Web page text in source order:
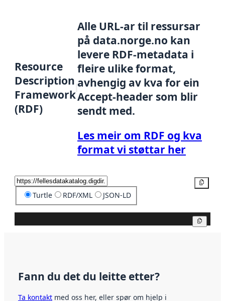
Resource
Description
Framework
(RDF)
Alle URL-ar til ressursar
på data.norge.no kan
levere RDF-metadata i
fleire ulike format,
avhengig av kva for ein
Accept-header som blir
sendt med.
Les meir om RDF og kva
format vi støttar her
Turtle RDF/XML JSON-LD
Fann du det du leitte etter?
Ta kontakt med oss her, eller spør om hjelp i